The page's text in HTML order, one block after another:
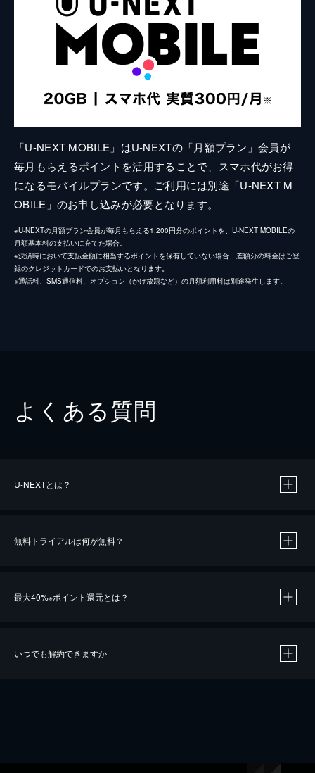
「U-NEXT MOBILE」はU-NEXTの「月額プラン」会員が
毎月もらえるポイントを活用することで、スマホ代がお得
になるモバイルプランです。ご利用には別途「U-NEXT M
OBILE」のお申し込みが必要となります。
※U-NEXTの月額プラン会員が毎月もらえる1,200円分のポイントを、U-NEXT MOBILEの
月額基本料の支払いに充てた場合。
※決済時において支払金額に相当するポイントを保有していない場合、差額分の料金はご登
録のクレジットカードでのお支払いとなります。
※通話料、SMS通信料、オプション（かけ放題など）の月額利用料は別途発生します。
よくある質問
U-NEXTとは？
無料トライアルは何が無料？
最大40%※ポイント還元とは？
いつでも解約できますか